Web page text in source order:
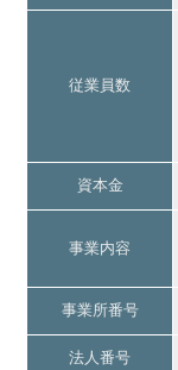
従業員数
資本金
事業内容
事業所番号
法人番号